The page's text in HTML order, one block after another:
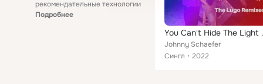
рекомендательные технологии
Подробнее
You
Johnny Schaefer
Сингл
2022